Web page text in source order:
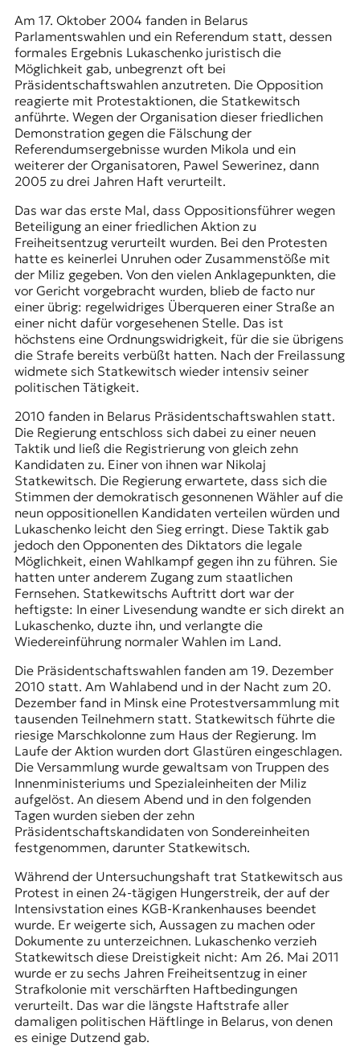
Am 17. Oktober 2004 fanden in Belarus
Parlamentswahlen und ein Referendum statt, dessen
formales Ergebnis Lukaschenko juristisch die
Möglichkeit gab, unbegrenzt oft bei
Präsidentschaftswahlen anzutreten. Die Opposition
reagierte mit Protestaktionen, die Statkewitsch
anführte. Wegen der Organisation dieser friedlichen
Demonstration gegen die Fälschung der
Referendumsergebnisse wurden Mikola und ein
weiterer der Organisatoren, Pawel Sewerinez, dann
2005 zu drei Jahren Haft verurteilt.
Das war das erste Mal, dass Oppositionsführer wegen
Beteiligung an einer friedlichen Aktion zu
Freiheitsentzug verurteilt wurden. Bei den Protesten
hatte es keinerlei Unruhen oder Zusammenstöße mit
der Miliz gegeben. Von den vielen Anklagepunkten, die
vor Gericht vorgebracht wurden, blieb de facto nur
einer übrig: regelwidriges Überqueren einer Straße an
einer nicht dafür vorgesehenen Stelle. Das ist
höchstens eine Ordnungswidrigkeit, für die sie übrigens
die Strafe bereits verbüßt hatten. Nach der Freilassung
widmete sich Statkewitsch wieder intensiv seiner
politischen Tätigkeit.
2010 fanden in Belarus Präsidentschaftswahlenstatt.
Die Regierung entschloss sich dabei zu einer neuen
Taktik und ließ die Registrierung von gleich zehn
Kandidaten zu. Einer von ihnen war Nikolaj
Statkewitsch. Die Regierung erwartete, dass sich die
Stimmen der demokratisch gesonnenen Wähler auf die
neun oppositionellen Kandidaten verteilen würden und
Lukaschenko leicht den Sieg erringt. Diese Taktik gab
jedoch den Opponenten des Diktators die legale
Möglichkeit, einen Wahlkampf gegen ihn zu führen. Sie
hatten unter anderem Zugang zum staatlichen
Fernsehen. Statkewitschs Auftritt dort war der
heftigste: In einer Livesendung wandte er sich direkt an
Lukaschenko, duzte ihn, und verlangte die
Wiedereinführung normaler Wahlen im Land.
Die Präsidentschaftswahlen fanden am 19. Dezember
2010 statt. Am Wahlabend und in der Nacht zum 20.
Dezember fand in Minsk eine Protestversammlung mit
tausenden Teilnehmern statt. Statkewitsch führte die
riesige Marschkolonne zum Haus der Regierung. Im
Laufe der Aktion wurden dort Glastüren eingeschlagen.
Die Versammlung wurde gewaltsam von Truppen des
Innenministeriums und Spezialeinheiten der Miliz
aufgelöst. An diesem Abend und in den folgenden
Tagen wurden sieben der zehn
Präsidentschaftskandidaten von Sondereinheiten
festgenommen, darunter Statkewitsch.
Während der Untersuchungshaft trat Statkewitsch aus
Protest in einen 24-tägigen Hungerstreik, der auf der
Intensivstation eines KGB-Krankenhauses beendet
wurde. Er weigerte sich, Aussagen zu machen oder
Dokumente zu unterzeichnen. Lukaschenko verzieh
Statkewitsch diese Dreistigkeit nicht: Am 26. Mai 2011
wurde er zu sechs Jahren Freiheitsentzug in einer
Strafkolonie mit verschärften Haftbedingungen
verurteilt. Das war die längste Haftstrafe aller
damaligen politischen Häftlinge in Belarus, von denen
es einige Dutzend gab.